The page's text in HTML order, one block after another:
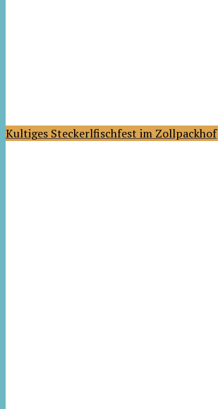
Kultiges Steckerlfischfest im Zollpackhof